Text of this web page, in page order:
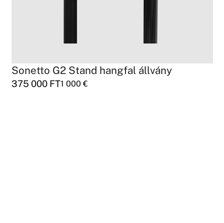
Sonetto G2 Stand hangfal állvány
375 000 FT1 000€